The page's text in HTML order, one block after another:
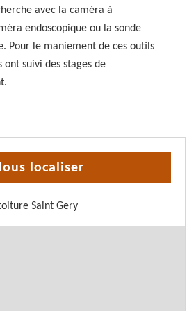
avec la caméra à
endoscopique ou la sonde
Pour le maniement de ces outils
ont suivi des stages de
localiser
Saint Gery